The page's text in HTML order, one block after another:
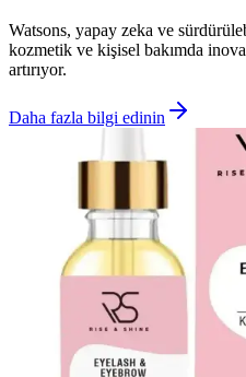
Watsons, yapay zeka ve
kozmetik ve kişisel bakımda
artırıyor.
Daha fazla bilgi edinin